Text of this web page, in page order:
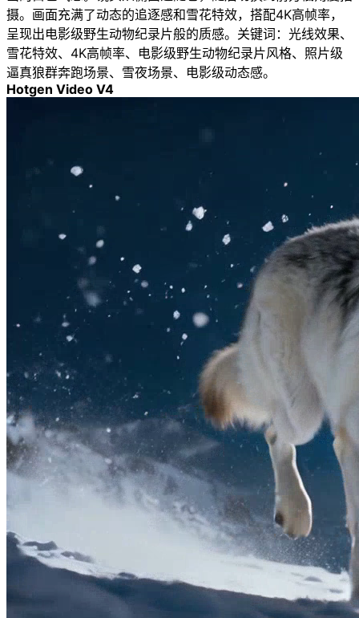
摄。画面充满了动态的追逐感和雪花特效，搭配4K高帧率，
呈现出电影级野生动物纪录片般的质感。关键词：光线效果、
雪花特效、4K高帧率、电影级野生动物纪录片风格、照片级
逼真狼群奔跑场景、雪夜场景、电影级动态感。
Hotgen Video V4